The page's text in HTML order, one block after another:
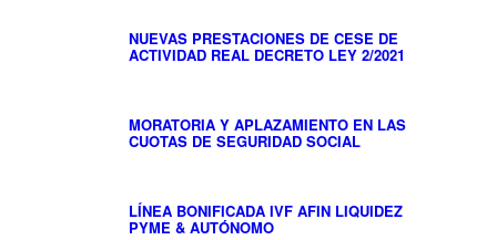
NUEVAS PRESTACIONES DE CESE DE
ACTIVIDAD REAL DECRETO LEY 2/2021
MORATORIA Y APLAZAMIENTO EN LAS
CUOTAS DE SEGURIDAD SOCIAL
LÍNEA BONIFICADA IVF AFIN LIQUIDEZ
PYME & AUTÓNOMO